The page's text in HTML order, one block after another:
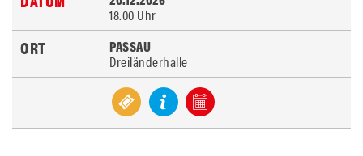
18.00 Uhr
PASSAU
Dreiländerhalle